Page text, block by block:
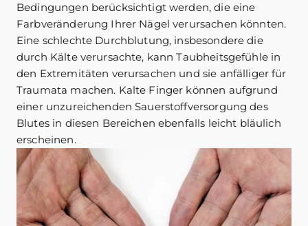
Bedingungen berücksichtigt werden, die eine
Farbveränderung Ihrer Nägel verursachen könnten.
Eine schlechte Durchblutung, insbesondere die
durch Kälte verursachte, kann Taubheitsgefühle in
den Extremitäten verursachen und sie anfälliger für
Traumata machen. Kalte Finger können aufgrund
einer unzureichenden Sauerstoffversorgung des
Blutes in diesen Bereichen ebenfalls leicht bläulich
erscheinen.